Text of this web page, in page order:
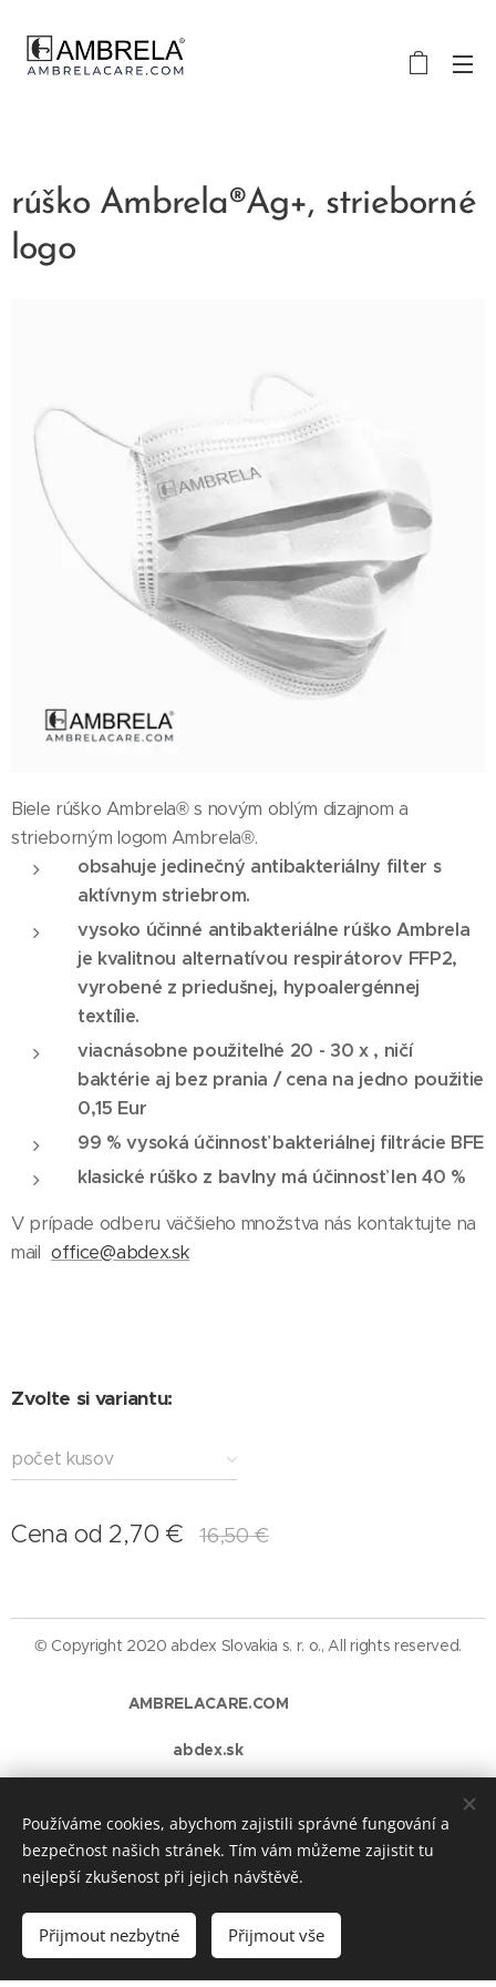
rúško Ambrela®Ag+, strieborné
logo
Biele rúško Ambrela® s novým oblým dizajnom a
strieborným logom Ambrela®.
obsahuje jedinečný antibakteriálny filter s
aktívnym striebrom.
vysoko účinné antibakteriálne rúško Ambrela
je kvalitnou alternatívou respirátorov FFP2,
vyrobené z priedušnej, hypoalergénnej
textílie.
viacnásobne použiteľné 20 - 30 x , ničí
baktérie aj bez prania / cena na jedno použitie
0,15 Eur
99 % vysoká účinnosť bakteriálnej filtrácie BFE
klasické rúško z bavlny má účinnosť len 40 %
V prípade odberu väčšieho množstva nás kontaktujte na
mailoffice@abdex.sk
Zvolte si variantu:
počet kusov
Cena od 2,70 € 16,50€
Do košíku
© Copyright 2020 abdex Slovakia s. r. o., All rights reserved.
AMBRELACARE.COM
abdex.sk
Cookies
Používáme cookies, abychom zajistili správné fungování a
bezpečnost našich stránek. Tím vám můžeme zajistit tu
nejlepší zkušenost při jejich návštěvě.
Přijmout nezbytné Přijmout vše